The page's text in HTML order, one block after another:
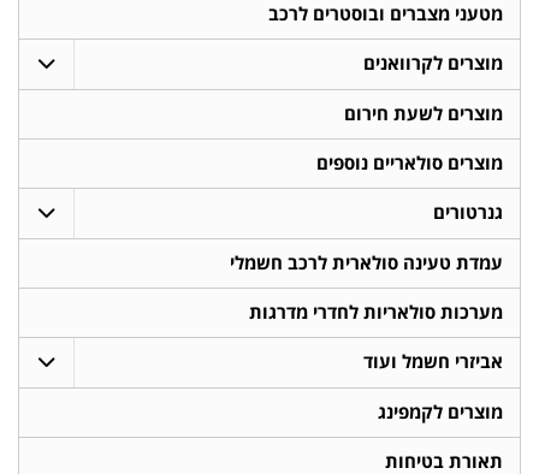
מטעני מצברים ובוסטרים לרכב
מוצרים לקרוואנים
מוצרים לשעת חירום
מוצרים סולאריים נוספים
גנרטורים
עמדת טעינה סולארית לרכב חשמלי
מערכות סולאריות לחדרי מדרגות
אביזרי חשמל ועוד
מוצרים לקמפינג
תאורת בטיחות